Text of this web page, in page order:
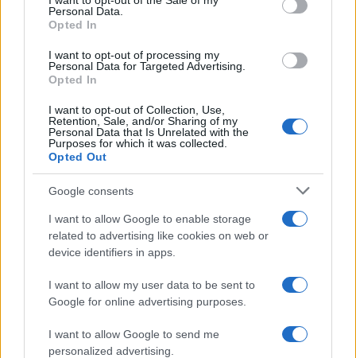
Personal Data.
Opted In
I want to opt-out of processing my
Personal Data for Targeted Advertising.
Opted In
I want to opt-out of Collection, Use,
Retention, Sale, and/or Sharing of my
Personal Data that Is Unrelated with the
Purposes for which it was collected.
Opted Out
Google consents
I want to allow Google to enable storage
related to advertising like cookies on web or
device identifiers in apps.
I want to allow my user data to be sent to
Google for online advertising purposes.
I want to allow Google to send me
personalized advertising.
(PAXG)
Kinza Babylon Staked
BTC
(KBTC)
$83,270.00
Steakhouse EURCV
Morpho Vault
(STEAKEURCV)
$100,000,000,000,000.00
(EPOCH)
(STINJ)
Vested XOR
(VXOR)
$3,407.11